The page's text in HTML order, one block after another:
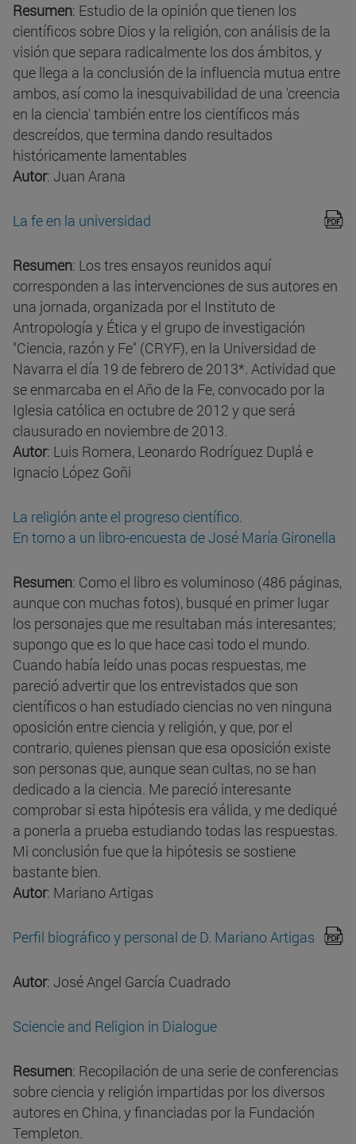
Resumen: Estudio de la opinión que tienen los
científicos sobre Dios y la religión, con análisis de la
visión que separa radicalmente los dos ámbitos, y
que llega a la conclusión de la influencia mutua entre
ambos, así como la inesquivabilidad de una 'creencia
en la ciencia' también entre los científicos más
descreídos, que termina dando resultados
históricamente lamentables
Autor: Juan Arana
La fe en la universidad
Resumen: Los tres ensayos reunidos aquí
corresponden a las intervenciones de sus autores en
una jornada, organizada por el Instituto de
Antropología y Ética y el grupo de investigación
"Ciencia, razón y Fe" (CRYF), en la Universidad de
Navarra el día 19 de febrero de 2013*. Actividad que
se enmarcaba en el Año de la Fe, convocado por la
Iglesia católica en octubre de 2012 y que será
clausurado en noviembre de 2013.
Autor: Luis Romera, Leonardo Rodríguez Duplá e
Ignacio López Goñi
La religión ante el progreso científico.
En torno a un libro-encuesta de José María Gironella
Resumen: Como el libro es voluminoso (486 páginas,
aunque con muchas fotos), busqué en primer lugar
los personajes que me resultaban más interesantes;
supongo que es lo que hace casi todo el mundo.
Cuando había leído unas pocas respuestas, me
pareció advertir que los entrevistados que son
científicos o han estudiado ciencias no ven ninguna
oposición entre ciencia y religión, y que, por el
contrario, quienes piensan que esa oposición existe
son personas que, aunque sean cultas, no se han
dedicado a la ciencia. Me pareció interesante
comprobar si esta hipótesis era válida, y me dediqué
a ponerla a prueba estudiando todas las respuestas.
Mi conclusión fue que la hipótesis se sostiene
bastante bien.
Autor: Mariano Artigas
Perfil biográfico y personal de D. Mariano Artigas
Autor: José Angel García Cuadrado
Sciencie and Religion in Dialogue
Resumen: Recopilación de una serie de conferencias
sobre ciencia y religión impartidas por los diversos
autores en China, y financiadas por la Fundación
Templeton.